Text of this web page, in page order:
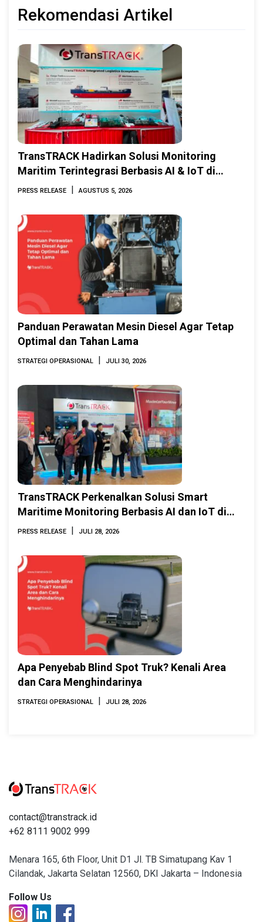
Rekomendasi Artikel
TransTRACK Hadirkan Solusi Monitoring
Maritim Terintegrasi Berbasis AI & IoT di
Indonesia Marine & Offshore Expo (IMOX)
PRESS RELEASE | AGUSTUS 5, 2026
Panduan Perawatan Mesin Diesel Agar Tetap
Optimal dan Tahan Lama
STRATEGI OPERASIONAL | JULI 30, 2026
TransTRACK Perkenalkan Solusi Smart
Maritime Monitoring Berbasis AI dan IoT di
INAMARINE 2026
PRESS RELEASE | JULI 28, 2026
Apa Penyebab Blind Spot Truk? Kenali Area
dan Cara Menghindarinya
STRATEGI OPERASIONAL | JULI 28, 2026
contact@transtrack.id
+62 8111 9002 999
Menara 165, 6th Floor, Unit D1 Jl. TB Simatupang Kav 1
Cilandak, Jakarta Selatan 12560, DKI Jakarta – Indonesia
Follow Us